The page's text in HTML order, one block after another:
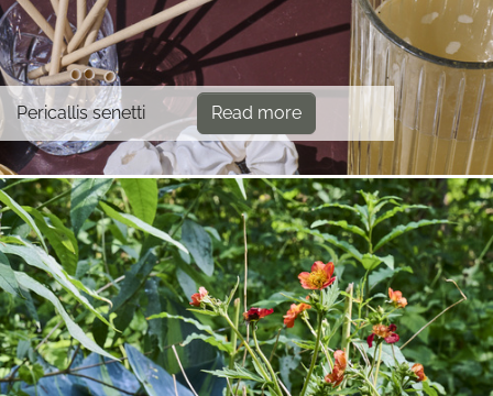
Pericallis senetti Read more